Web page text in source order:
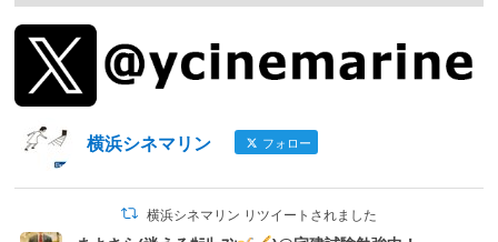
横浜シネマリン フォロー
横浜シネマリン リツイートされました